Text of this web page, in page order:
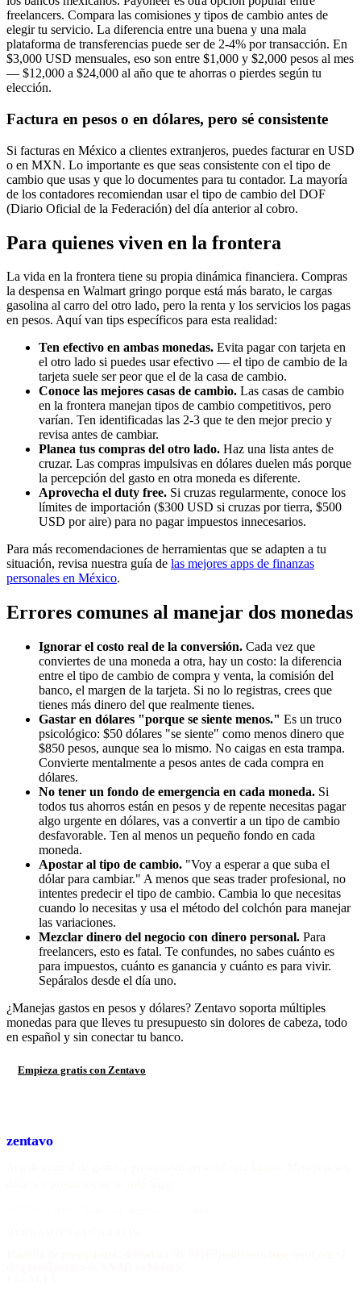
freelancers. Compara las comisiones y tipos de cambio antes de
elegir tu servicio. La diferencia entre una buena y una mala
plataforma de transferencias puede ser de 2-4% por transacción. En
$3,000 USD mensuales, eso son entre $1,000 y $2,000 pesos al mes
— $12,000 a $24,000 al año que te ahorras o pierdes según tu
elección.
Factura en pesos o en dólares, pero sé consistente
Si facturas en México a clientes extranjeros, puedes facturar en USD
o en MXN. Lo importante es que seas consistente con el tipo de
cambio que usas y que lo documentes para tu contador. La mayoría
de los contadores recomiendan usar el tipo de cambio del DOF
(Diario Oficial de la Federación) del día anterior al cobro.
Para quienes viven en la frontera
La vida en la frontera tiene su propia dinámica financiera. Compras
la despensa en Walmart gringo porque está más barato, le cargas
gasolina al carro del otro lado, pero la renta y los servicios los pagas
en pesos. Aquí van tips específicos para esta realidad:
Ten efectivo en ambas monedas. Evita pagar con tarjeta en
el otro lado si puedes usar efectivo — el tipo de cambio de la
tarjeta suele ser peor que el de la casa de cambio.
Conoce las mejores casas de cambio. Las casas de cambio
en la frontera manejan tipos de cambio competitivos, pero
varían. Ten identificadas las 2-3 que te den mejor precio y
revisa antes de cambiar.
Planea tus compras del otro lado. Haz una lista antes de
cruzar. Las compras impulsivas en dólares duelen más porque
la percepción del gasto en otra moneda es diferente.
Aprovecha el duty free. Si cruzas regularmente, conoce los
límites de importación ($300 USD si cruzas por tierra, $500
USD por aire) para no pagar impuestos innecesarios.
Para más recomendaciones de herramientas que se adapten a tu
situación, revisa nuestra guía de las mejores apps de finanzas
personales en México.
Errores comunes al manejar dos monedas
Ignorar el costo real de la conversión. Cada vez que
conviertes de una moneda a otra, hay un costo: la diferencia
entre el tipo de cambio de compra y venta, la comisión del
banco, el margen de la tarjeta. Si no lo registras, crees que
tienes más dinero del que realmente tienes.
Gastar en dólares "porque se siente menos." Es un truco
psicológico: $50 dólares "se siente" como menos dinero que
$850 pesos, aunque sea lo mismo. No caigas en esta trampa.
Convierte mentalmente a pesos antes de cada compra en
dólares.
No tener un fondo de emergencia en cada moneda. Si
todos tus ahorros están en pesos y de repente necesitas pagar
algo urgente en dólares, vas a convertir a un tipo de cambio
desfavorable. Ten al menos un pequeño fondo en cada
moneda.
Apostar al tipo de cambio. "Voy a esperar a que suba el
dólar para cambiar." A menos que seas trader profesional, no
intentes predecir el tipo de cambio. Cambia lo que necesitas
cuando lo necesitas y usa el método del colchón para manejar
las variaciones.
Mezclar dinero del negocio con dinero personal. Para
freelancers, esto es fatal. Te confundes, no sabes cuánto es
para impuestos, cuánto es ganancia y cuánto es para vivir.
Sepáralos desde el día uno.
¿Manejas gastos en pesos y dólares? Zentavo soporta múltiples
monedas para que lleves tu presupuesto sin dolores de cabeza, todo
en español y sin conectar tu banco.
Empieza gratis con Zentavo
zentavo